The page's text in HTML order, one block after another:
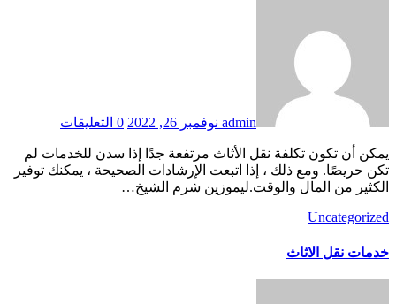
admin نوفمبر 26, 2022 0 التعليقات
يمكن أن تكون تكلفة نقل الأثاث مرتفعة جدًا إذا سدن للخدمات لم
تكن حريصًا. ومع ذلك ، إذا اتبعت الإرشادات الصحيحة ، يمكنك توفير
الكثير من المال والوقت.ليموزين شرم الشيخ…
Uncategorized
خدمات نقل الاثاث